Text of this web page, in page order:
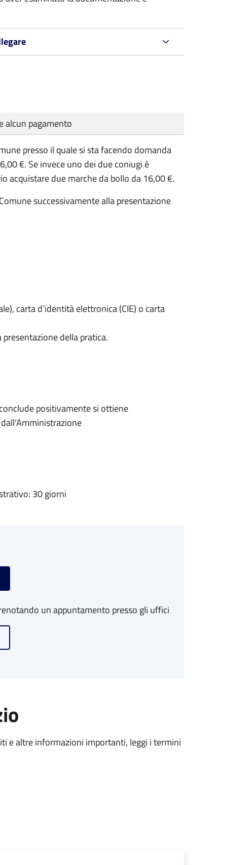
alcun pagamento
presso il quale si sta facendo domanda
€. Se invece uno dei due coniugi è
acquistare due marche da bollo da 16,00 €.
successivamente alla presentazione
carta d’identità elettronica (CIE) o carta
della pratica.
positivamente si ottiene
30 giorni
un appuntamento presso gli uffici
e altre informazioni importanti, leggi i termini